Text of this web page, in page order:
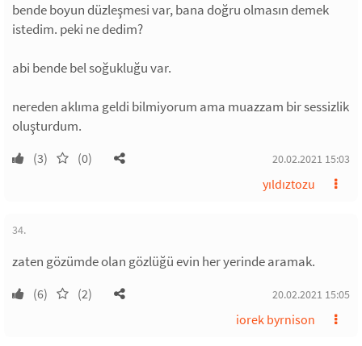
bende boyun düzleşmesi var, bana doğru olmasın demek
istedim. peki ne dedim?
abi bende bel soğukluğu var.
nereden aklıma geldi bilmiyorum ama muazzam bir sessizlik
oluşturdum.
(3) (0) 20.02.2021 15:03
yıldıztozu
34.
zaten gözümde olan gözlüğü evin her yerinde aramak.
(6) (2) 20.02.2021 15:05
iorek byrnison